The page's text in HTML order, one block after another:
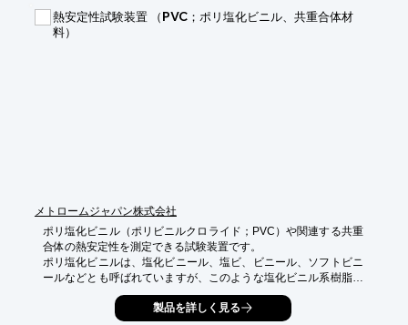
・アルゴリズム開発と検証
・数理モデルの設計と解析
熱安定性試験装置 （PVC；ポリ塩化ビニル、共重合体材
料）
メトロームジャパン株式会社
ポリ塩化ビニル（ポリビニルクロライド；PVC）や関連する共重
合体の熱安定性を測定できる試験装置です。
ポリ塩化ビニルは、塩化ビニール、塩ビ、ビニール、ソフトビニ
ールなどとも呼ばれていますが、このような塩化ビニル系樹脂に
熱をかけた際の劣化や安定性を測定することができます。
製品を詳しく見る